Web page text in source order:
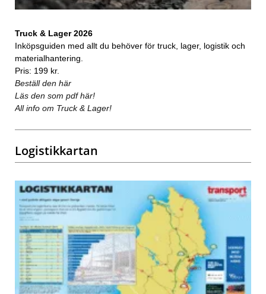
Truck & Lager 2026
Inköpsguiden med allt du behöver för truck, lager, logistik och
materialhantering.
Pris: 199 kr.
Beställ den här
Läs den som pdf här!
All info om Truck & Lager!
Logistikkartan